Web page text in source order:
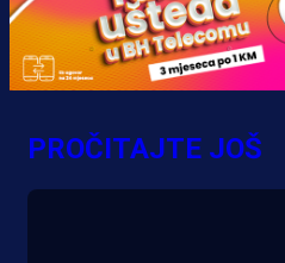
PROČITAJTE JOŠ